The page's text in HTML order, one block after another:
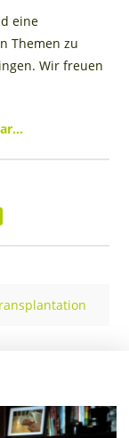
eine
Themen zu
Wir freuen